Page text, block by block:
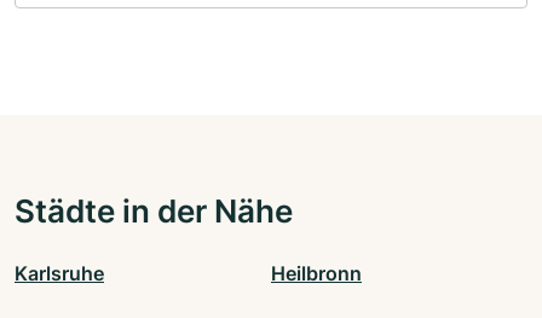
Städte in der Nähe
Karlsruhe Heilbronn